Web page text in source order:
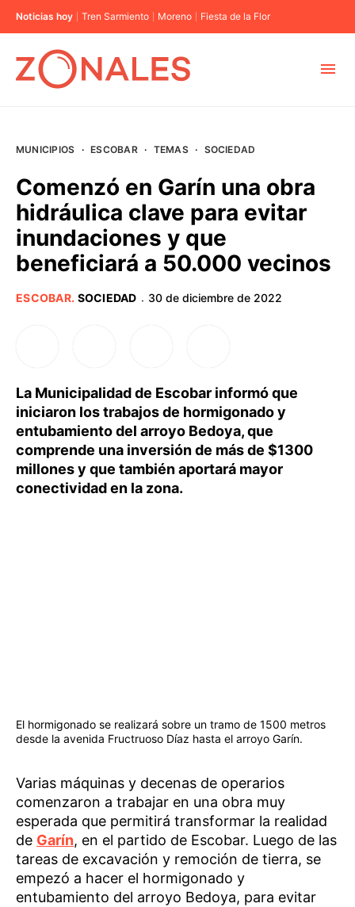
Noticias hoy Tren Sarmiento Moreno Fiesta de la Flor
BUENOS AIRES
PROVINCIAS
MUNICIPIOS · ESCOBAR · TEMAS · SOCIEDAD
Comenzó en Garín una obra
hidráulica clave para evitar
inundaciones y que
beneficiará a 50.000 vecinos
ESCOBAR. SOCIEDAD · 30 de diciembre de 2022
La Municipalidad de Escobar informó que
iniciaron los trabajos de hormigonado y
entubamiento del arroyo Bedoya, que
comprende una inversión de más de $1300
millones y que también aportará mayor
conectividad en la zona.
El hormigonado se realizará sobre un tramo de 1500 metros
desde la avenida Fructruoso Díaz hasta el arroyo Garín.
Varias máquinas y decenas de operarios
comenzaron a trabajar en una obra muy
esperada que permitirá transformar la realidad
de Garín, en el partido de Escobar. Luego de las
tareas de excavación y remoción de tierra, se
empezó a hacer el hormigonado y
entubamiento del arroyo Bedoya, para evitar